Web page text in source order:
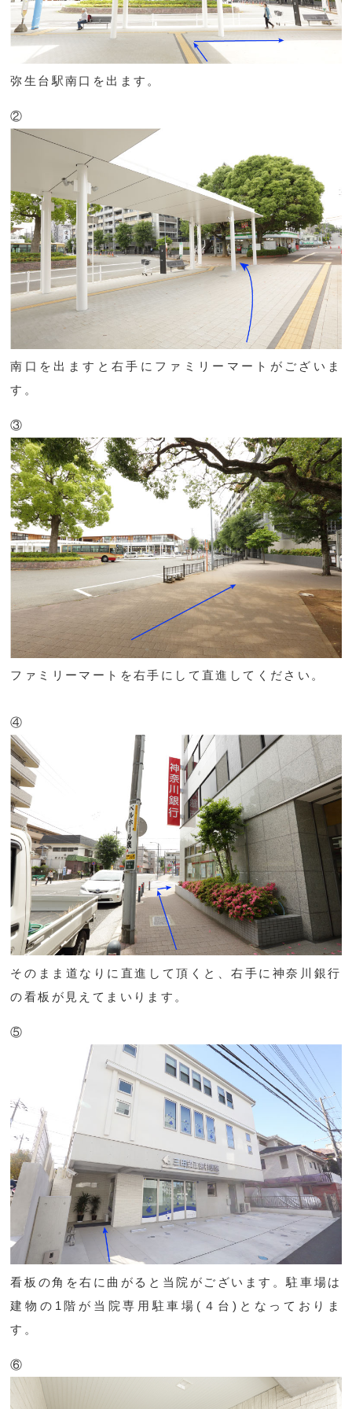
弥生台駅南口を出ます。
②
南口を出ますと右手にファミリーマートがございま
す。
③
ファミリーマートを右手にして直進してください。
④
そのまま道なりに直進して頂くと、右手に神奈川銀行
の看板が見えてまいります。
⑤
看板の角を右に曲がると当院がございます。駐車場は
建物の1階が当院専用駐車場(４台)となっておりま
す。
⑥